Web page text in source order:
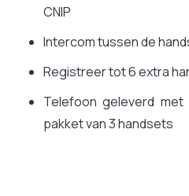
CNIP
Intercom tussen de
Registreer tot 6 extra
Telefoon geleverd
pakket van 3 handsets